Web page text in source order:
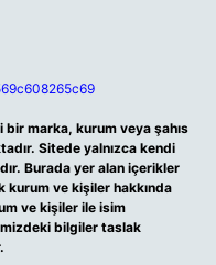
marka, kurum veya şahıs
Sitede yalnızca kendi
Burada yer alan içerikler
kurum ve kişiler hakkında
ve kişiler ile isim
bilgiler taslak